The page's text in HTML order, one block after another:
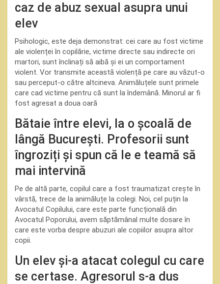
caz de abuz sexual asupra unui
elev
Psihologic, este deja demonstrat: cei care au fost victime
ale violenței în copilărie, victime directe sau indirecte ori
martori, sunt înclinați să aibă și ei un comportament
violent. Vor transmite această violență pe care au văzut-o
sau perceput-o către altcineva. Animăluțele sunt primele
care cad victime pentru că sunt la îndemână. Minorul ar fi
fost agresat a doua oară
Bătaie între elevi, la o școală de
lângă București. Profesorii sunt
îngroziți și spun că le e teamă să
mai intervină
Pe de altă parte, copilul care a fost traumatizat crește în
vârstă, trece de la animăluțe la colegi. Noi, cel puțin la
Avocatul Copilului, care este parte funcțională din
Avocatul Poporului, avem săptămânal multe dosare în
care este vorba despre abuzuri ale copiilor asupra altor
copii.
Un elev și-a atacat colegul cu care
se certase. Agresorul s-a dus